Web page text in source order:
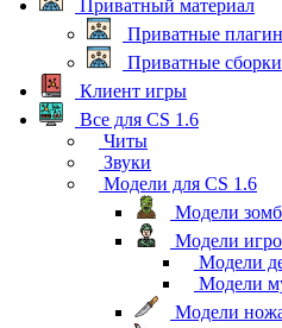
Приватный материал
Приватные
Приватные сборки
Клиент игры
Все для CS 1.6
Читы
Звуки
Модели для CS 1.6
Модели
Модели
Модели
Модели
Модели